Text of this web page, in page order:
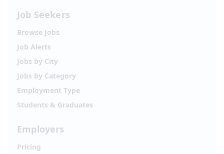
Job Seekers
Browse Jobs
Job Alerts
Jobs by City
Jobs by Category
Employment Type
Students & Graduates
Employers
Pricing